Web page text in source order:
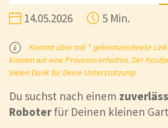
14.05.2026 5 Min.
Kommt über mit * gekennzeichnete
können wir eine Provision erhalten. Der
Vielen Dank für Deine Unterstützung!
Du suchst nach einem
Roboterfür Deinen kleinen